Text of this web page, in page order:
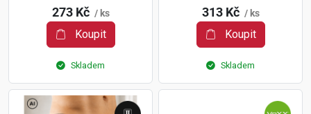
273 Kč / ks
Koupit
Skladem
313 Kč / ks
Koupit
Skladem